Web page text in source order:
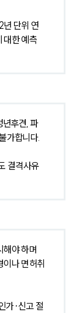
년 단위 연
대한 예측
년후견, 파
가합니다.
결격사유
해야 하며
나 면허취
가·신고 절